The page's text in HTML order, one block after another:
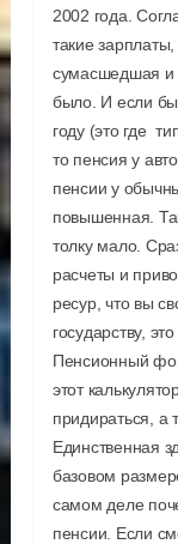
2002 года.
такие
сумасшедшая и
было. И если
году (это где
то пенсия у
пенсии у
повышенная.
толку мало.
расчеты и
ресур, что вы
государству,
Пенсионный
этот
придираться, а
Единственная
базовом
самом деле
пенсии. Если